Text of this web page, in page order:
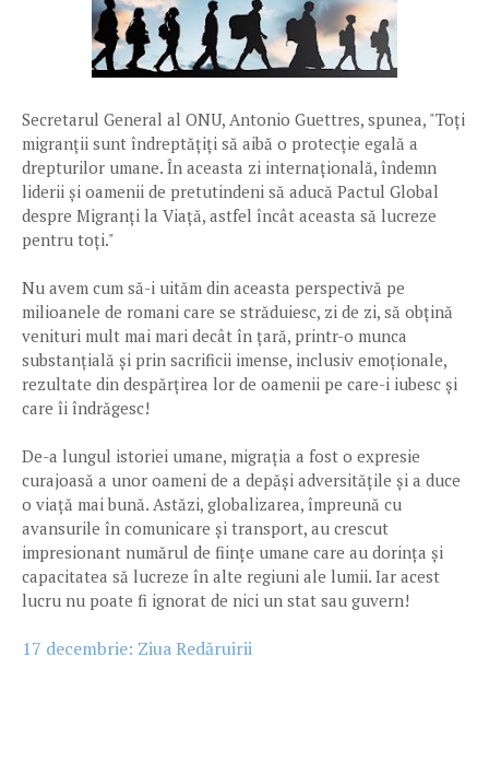
Secretarul General al ONU, Antonio Guettres, spunea, "Toți
migranții sunt îndreptățiți să aibă o protecție egală a
drepturilor umane. În aceasta zi internațională, îndemn
liderii și oamenii de pretutindeni să aducă Pactul Global
despre Migranți la Viață, astfel încât aceasta să lucreze
pentru toți."
Nu avem cum să-i uităm din aceasta perspectivă pe
milioanele de romani care se străduiesc, zi de zi, să obțină
venituri mult mai mari decât în țară, printr-o munca
substanțială și prin sacrificii imense, inclusiv emoționale,
rezultate din despărțirea lor de oamenii pe care-i iubesc și
care îi îndrăgesc!
De-a lungul istoriei umane, migrația a fost o expresie
curajoasă a unor oameni de a depăși adversitățile și a duce
o viață mai bună. Astăzi, globalizarea, împreună cu
avansurile în comunicare și transport, au crescut
impresionant numărul de ființe umane care au dorința și
capacitatea să lucreze în alte regiuni ale lumii. Iar acest
lucru nu poate fi ignorat de nici un stat sau guvern!
17 decembrie: Ziua Redăruirii